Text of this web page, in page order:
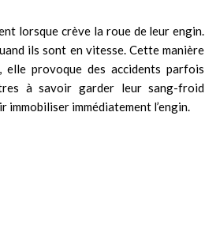
lorsque crève la roue de leur engin.
ils sont en vitesse. Cette manière
provoque des accidents parfois
à savoir garder leur sang-froid
immédiatement l’engin.